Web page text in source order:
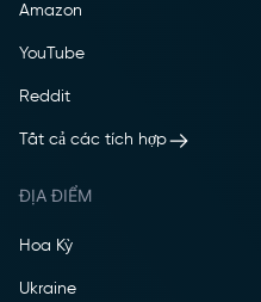
Amazon
YouTube
Reddit
Tất cả các tích hợp
ĐỊA ĐIỂM
Hoa Kỳ
Ukraine